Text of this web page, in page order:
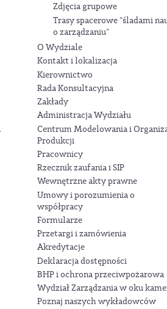
Zdjęcia grupowe
Trasy spacerowe "śladami
o zarządzaniu"
O Wydziale
Kontakt i lokalizacja
Kierownictwo
Rada Konsultacyjna
Zakłady
Administracja Wydziału
Centrum Modelowania i
Produkcji
Pracownicy
Rzecznik zaufania i SIP
Wewnętrzne akty prawne
Umowy i porozumienia o
współpracy
Formularze
Przetargi i zamówienia
Akredytacje
Deklaracja dostępności
BHP i ochrona przeciwpożarowa
Wydział Zarządzania w oku
Poznaj naszych wykładowców
.